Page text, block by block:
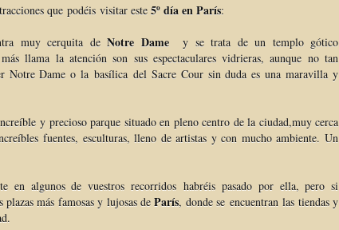
que podéis visitar este 5º día en París:
muy cerquita deNotre Damey se trata de un templo gótico
llama la atención son sus espectaculares vidrieras, aunque no tan
Notre Dame o la basílica del Sacre Cour sin duda es una maravilla y
y precioso parque situado en pleno centro de la ciudad,muy cerca
fuentes, esculturas, lleno de artistas y con mucho ambiente. Un
en algunos de vuestros recorridos habréis pasado por ella, pero si
más famosas y lujosas deParís, donde se encuentran las tiendas y